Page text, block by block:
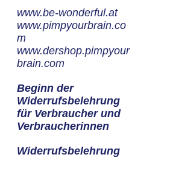
www.be-wonderful.at
www.pimpyourbrain.co
m
www.dershop.pimpyour
brain.com
Beginn der
Widerrufsbelehrung
für Verbraucher und
Verbraucherinnen
Widerrufsbelehrung